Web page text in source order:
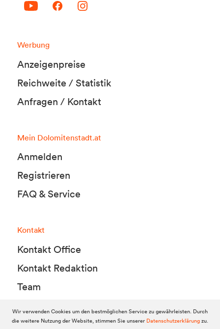
Werbung
Anzeigenpreise
Reichweite / Statistik
Anfragen / Kontakt
Mein Dolomitenstadt.at
Anmelden
Registrieren
FAQ & Service
Kontakt
Kontakt Office
Kontakt Redaktion
Team
© 2010-2026 Dolomitenstadt.at
Wir verwenden Cookies um den bestmöglichen Service zu gewährleisten. Durch
die weitere Nutzung der Website, stimmen Sie unserer Datenschutzerklärungzu.